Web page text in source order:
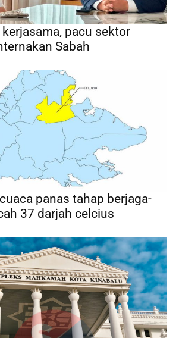
kerjasama, pacu sektor
Sabah
panas tahap berjaga-
37 darjah celcius